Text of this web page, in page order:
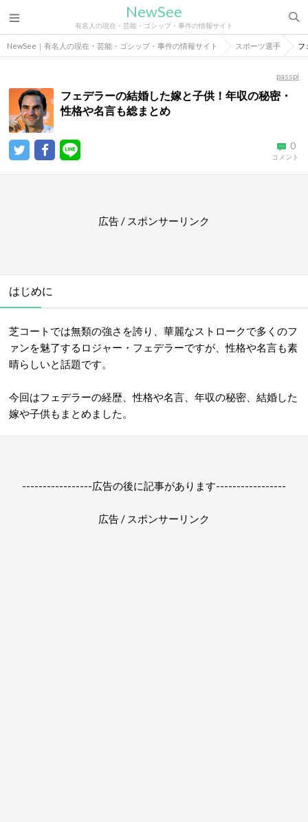
NewSee
有名人の現在・芸能・ゴシップ・事件の情報サイト
NewSee｜有名人の現在・芸能・ゴシップ・事件の情報サイト スポーツ選手 フ
passpi
フェデラーの結婚した嫁と子供！年収の秘密・
性格や名言も総まとめ
0
コメント
広告 / スポンサーリンク
はじめに
芝コートでは無類の強さを誇り、華麗なストロークで多くのフ
ァンを魅了するロジャー・フェデラーですが、性格や名言も素
晴らしいと話題です。
今回はフェデラーの経歴、性格や名言、年収の秘密、結婚した
嫁や子供もまとめました。
-----------------広告の後に記事があります-----------------
広告 / スポンサーリンク